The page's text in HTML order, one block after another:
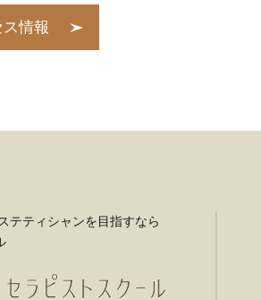
情報
テティシャンを目指すなら